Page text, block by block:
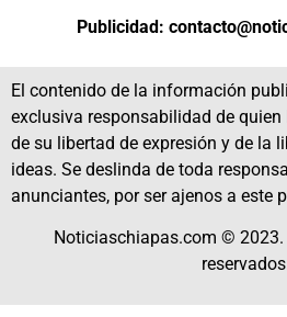
Publicidad:
El contenido de la información
exclusiva responsabilidad de quien
de su libertad de expresión y de la
ideas. Se deslinda de toda
anunciantes, por ser ajenos a este
Noticiaschiapas.com © 2023.